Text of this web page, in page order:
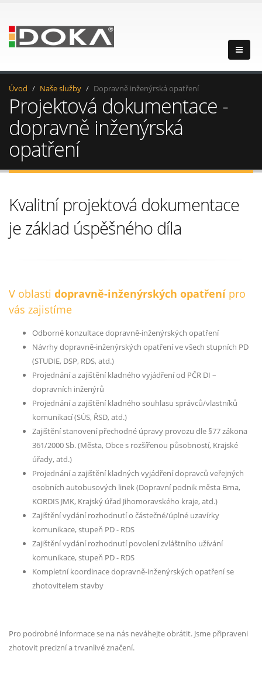
Úvod Naše služby Dopravně inženýrská opatření
Projektová dokumentace -
dopravně inženýrská
opatření
Kvalitní projektová dokumentace
je základ úspěšného díla
V oblasti dopravně-inženýrských opatřenípro
vás zajistíme
Odborné konzultace dopravně-inženýrských opatření
Návrhy dopravně-inženýrských opatření ve všech stupních PD
(STUDIE, DSP, RDS, atd.)
Projednání a zajištění kladného vyjádření od PČR DI –
dopravních inženýrů
Projednání a zajištění kladného souhlasu správců/vlastníků
komunikací (SÚS, ŘSD, atd.)
Zajištění stanovení přechodné úpravy provozu dle §77 zákona
361/2000 Sb. (Města, Obce s rozšířenou působností, Krajské
úřady, atd.)
Projednání a zajištění kladných vyjádření dopravců veřejných
osobních autobusových linek (Dopravní podnik města Brna,
KORDIS JMK, Krajský úřad Jihomoravského kraje, atd.)
Zajištění vydání rozhodnutí o částečné/úplné uzavírky
komunikace, stupeň PD - RDS
Zajištění vydání rozhodnutí povolení zvláštního užívání
komunikace, stupeň PD - RDS
Kompletní koordinace dopravně-inženýrských opatření se
zhotovitelem stavby
Pro podrobné informace se na nás neváhejte obrátit. Jsme připraveni
zhotovit precizní a trvanlivé značení.